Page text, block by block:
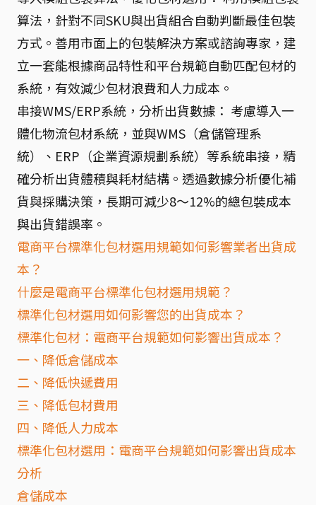
算法，針對不同SKU與出貨組合自動判斷最佳包裝
方式。善用市面上的包裝解決方案或諮詢專家，建
立一套能根據商品特性和平台規範自動匹配包材的
系統，有效減少包材浪費和人力成本。
串接WMS/ERP系統，分析出貨數據： 考慮導入一
體化物流包材系統，並與WMS（倉儲管理系
統）、ERP（企業資源規劃系統）等系統串接，精
確分析出貨體積與耗材結構。透過數據分析優化補
貨與採購決策，長期可減少8～12%的總包裝成本
與出貨錯誤率。
電商平台標準化包材選用規範如何影響業者出貨成
本？
什麼是電商平台標準化包材選用規範？
標準化包材選用如何影響您的出貨成本？
標準化包材：電商平台規範如何影響出貨成本？
一、降低倉儲成本
二、降低快遞費用
三、降低包材費用
四、降低人力成本
標準化包材選用：電商平台規範如何影響出貨成本
分析
倉儲成本